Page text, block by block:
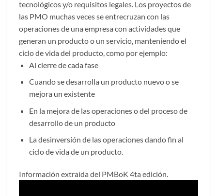
tecnológicos y/o requisitos legales. Los proyectos de
las PMO muchas veces se entrecruzan con las
operaciones de una empresa con actividades que
generan un producto o un servicio, manteniendo el
ciclo de vida del producto, como por ejemplo:
Al cierre de cada fase
Cuando se desarrolla un producto nuevo o se
mejora un existente
En la mejora de las operaciones o del proceso de
desarrollo de un producto
La desinversión de las operaciones dando fin al
ciclo de vida de un producto.
Información extraída del PMBoK 4ta edición.